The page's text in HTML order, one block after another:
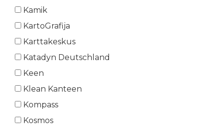
Kamik
KartoGrafija
Karttakeskus
Katadyn Deutschland
Keen
Klean Kanteen
Kompass
Kosmos